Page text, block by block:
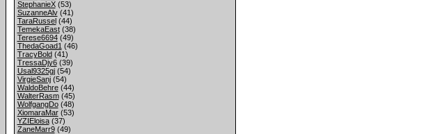
StephanieX(53)
SuzanneAlv(41)
TaraRussel(44)
TemekaEast(38)
Terese6694(49)
ThedaGoad1 (46)
TracyBold(41)
TressaDjy6(39)
Usal9325gj(54)
VirgieSanj(54)
WaldoBehre(44)
WalterRasm(45)
WolfgangDo(48)
XiomaraMar(53)
YZIEloisa(37)
ZaneMarr9(49)